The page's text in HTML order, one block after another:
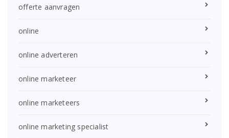
offerte aanvragen
online
online adverteren
online marketeer
online marketeers
online marketing specialist